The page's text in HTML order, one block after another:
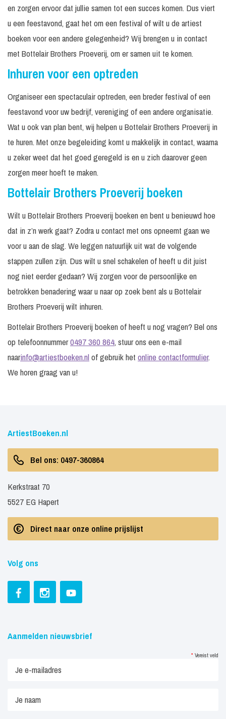
en zorgen ervoor dat jullie samen tot een succes komen. Dus viert
u een feestavond, gaat het om een festival of wilt u de artiest
boeken voor een andere gelegenheid? Wij brengen u in contact
met Bottelair Brothers Proeverij, om er samen uit te komen.
Inhuren voor een optreden
Organiseer een spectaculair optreden, een breder festival of een
feestavond voor uw bedrijf, vereniging of een andere organisatie.
Wat u ook van plan bent, wij helpen u Bottelair Brothers Proeverij in
te huren. Met onze begeleiding komt u makkelijk in contact, waarna
u zeker weet dat het goed geregeld is en u zich daarover geen
zorgen meer hoeft te maken.
Bottelair Brothers Proeverij boeken
Wilt u Bottelair Brothers Proeverij boeken en bent u benieuwd hoe
dat in z’n werk gaat? Zodra u contact met ons opneemt gaan we
voor u aan de slag. We leggen natuurlijk uit wat de volgende
stappen zullen zijn. Dus wilt u snel schakelen of heeft u dit juist
nog niet eerder gedaan? Wij zorgen voor de persoonlijke en
betrokken benadering waar u naar op zoek bent als u Bottelair
Brothers Proeverij wilt inhuren.
Bottelair Brothers Proeverij boeken of heeft u nog vragen? Bel ons
op telefoonnummer0497 360 864, stuur ons een e-mail
naarinfo@artiestboeken.nlof gebruik het online contactformulier.
We horen graag van u!
ArtiestBoeken.nl
Bel ons: 0497-360864
Kerkstraat 70
5527 EG Hapert
Direct naar onze online prijslijst
Volg ons
Aanmelden nieuwsbrief
* Vereist veld